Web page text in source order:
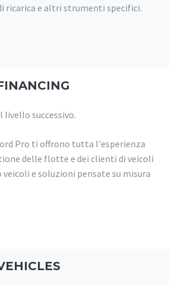
ricarica e altri strumenti specifici.
successivo.
Pro ti offrono tutta l'esperienza
delle flotte e dei clienti di veicoli
e soluzioni pensate su misura